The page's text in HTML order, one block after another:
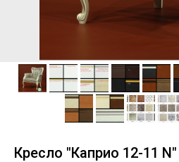
Кресло "Каприо 12-11 N"